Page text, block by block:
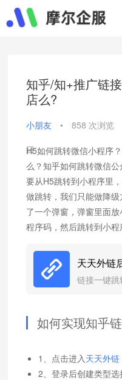
知乎/知+推广链
店么?
小朋友 • 858 次浏览
日
H5如何跳转微信小程序
么？知乎如何跳转微信
要从H5跳转到小程序里
做跳转，我们只能做降
了一个弹窗，弹窗里面
程序码，然后跳转到小程
天天外链
链接一键
如何实现知乎
1、点击进入天天外链
2、登录后创建类型选